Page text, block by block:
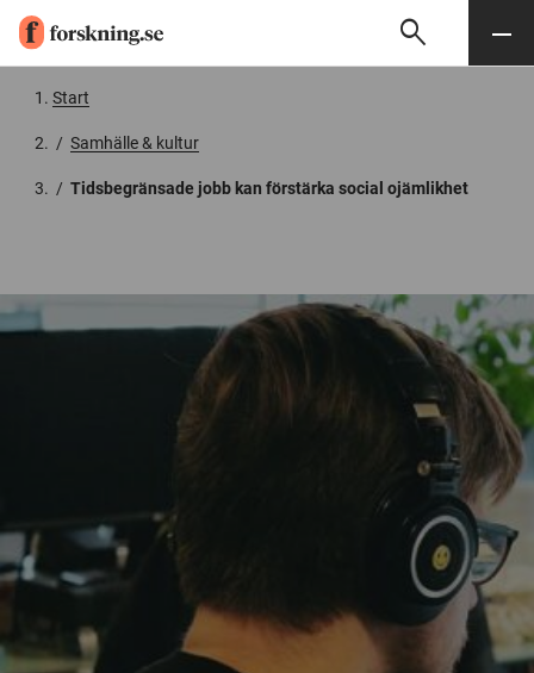
Söksearch Meny
Start
/ Samhälle & kultur
/ Tidsbegränsade jobb kan förstärka social ojämlikhet